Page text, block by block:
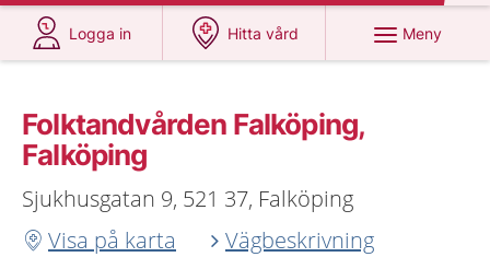
Logga in
på 1177.se
Hitta vård
på 1177.se
Meny
Folktandvården Falköping,
Falköping
Sjukhusgatan 9, 521 37, Falköping
Visa på karta
Vägbeskrivning